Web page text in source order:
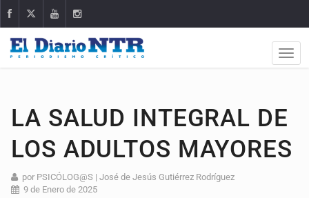
LA SALUD INTEGRAL DE
LOS ADULTOS MAYORES
por PSICÓLOG@S | José de Jesús Gutiérrez Rodríguez
9 de Enero de 2025